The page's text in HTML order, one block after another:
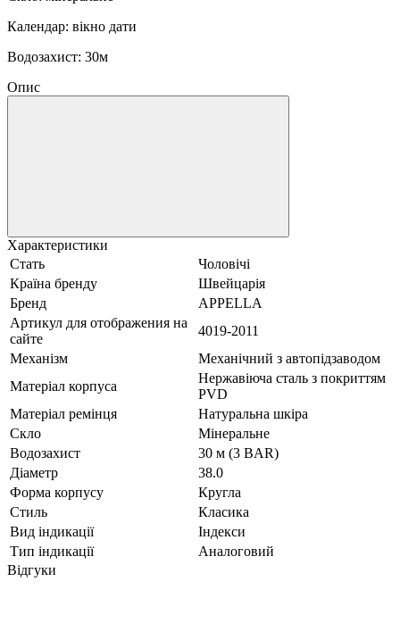
Календар: вікно дати
Водозахист: 30м
Опис
Характеристики
Стать
Чоловічі
Країна бренду
Швейцарія
Бренд
APPELLA
Артикул для отображения на
сайте
4019-2011
Механізм
Механічний з автопідзаводом
Матеріал корпуса
Нержавіюча сталь з покриттям
PVD
Матеріал ремінця
Натуральна шкіра
Скло
Мінеральне
Водозахист
30 м (3 BAR)
Діаметр
38.0
Форма корпусу
Кругла
Стиль
Класика
Вид індикації
Індекси
Тип індикації
Аналоговий
Відгуки